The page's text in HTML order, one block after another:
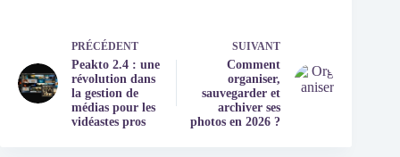
PRÉCÉDENT
Peakto 2.4 : une
révolution dans
la gestion de
médias pour les
vidéastes pros
SUIVANT
Comment
organiser,
sauvegarder et
archiver ses
photos en 2026 ?